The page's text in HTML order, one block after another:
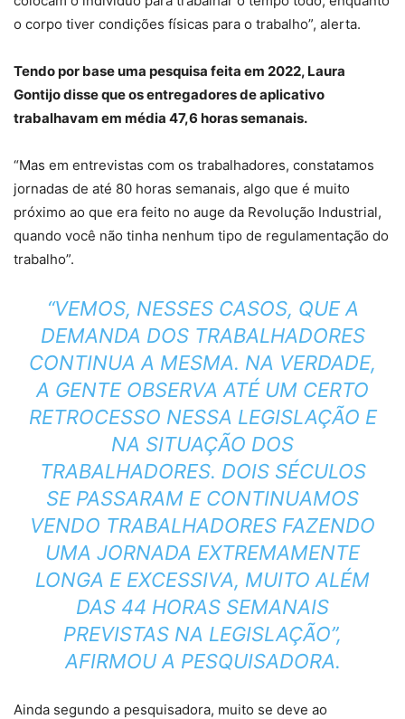
o corpo tiver condições físicas para o trabalho”, alerta.
Tendo por base uma pesquisa feita em 2022, Laura
Gontijo disse que os entregadores de aplicativo
trabalhavam em média 47,6 horas semanais.
“Mas em entrevistas com os trabalhadores, constatamos
jornadas de até 80 horas semanais, algo que é muito
próximo ao que era feito no auge da Revolução Industrial,
quando você não tinha nenhum tipo de regulamentação do
trabalho”.
“VEMOS, NESSES CASOS, QUE A
DEMANDA DOS TRABALHADORES
CONTINUA A MESMA. NA VERDADE,
A GENTE OBSERVA ATÉ UM CERTO
RETROCESSO NESSA LEGISLAÇÃO E
NA SITUAÇÃO DOS
TRABALHADORES. DOIS SÉCULOS
SE PASSARAM E CONTINUAMOS
VENDO TRABALHADORES FAZENDO
UMA JORNADA EXTREMAMENTE
LONGA E EXCESSIVA, MUITO ALÉM
DAS 44 HORAS SEMANAIS
PREVISTAS NA LEGISLAÇÃO”,
AFIRMOU A PESQUISADORA.
Ainda segundo a pesquisadora, muito se deve ao